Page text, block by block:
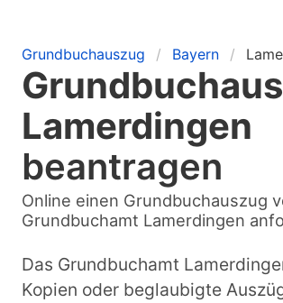
Grundbuchauszug Bayern
Lamerdingen
beantragen
Online einen Grundbuchauszug
Grundbuchamt Lamerdingen
Das Grundbuchamt
Kopien oder beglaubigte